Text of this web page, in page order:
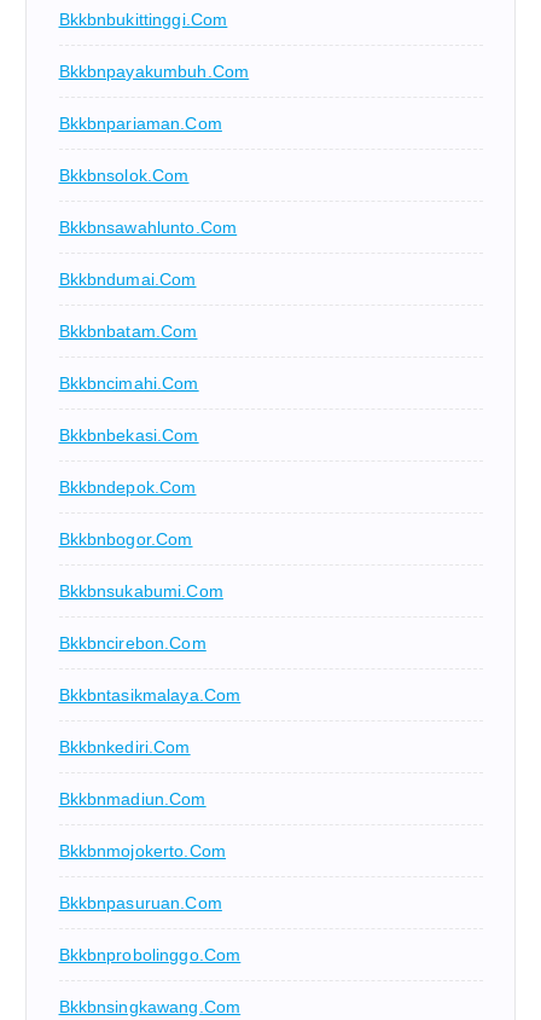
Bkkbnbukittinggi.com
Bkkbnpayakumbuh.com
Bkkbnpariaman.com
Bkkbnsolok.com
Bkkbnsawahlunto.com
Bkkbndumai.com
Bkkbnbatam.com
Bkkbncimahi.com
Bkkbnbekasi.com
Bkkbndepok.com
Bkkbnbogor.com
Bkkbnsukabumi.com
Bkkbncirebon.com
Bkkbntasikmalaya.com
Bkkbnkediri.com
Bkkbnmadiun.com
Bkkbnmojokerto.com
Bkkbnpasuruan.com
Bkkbnprobolinggo.com
Bkkbnsingkawang.com